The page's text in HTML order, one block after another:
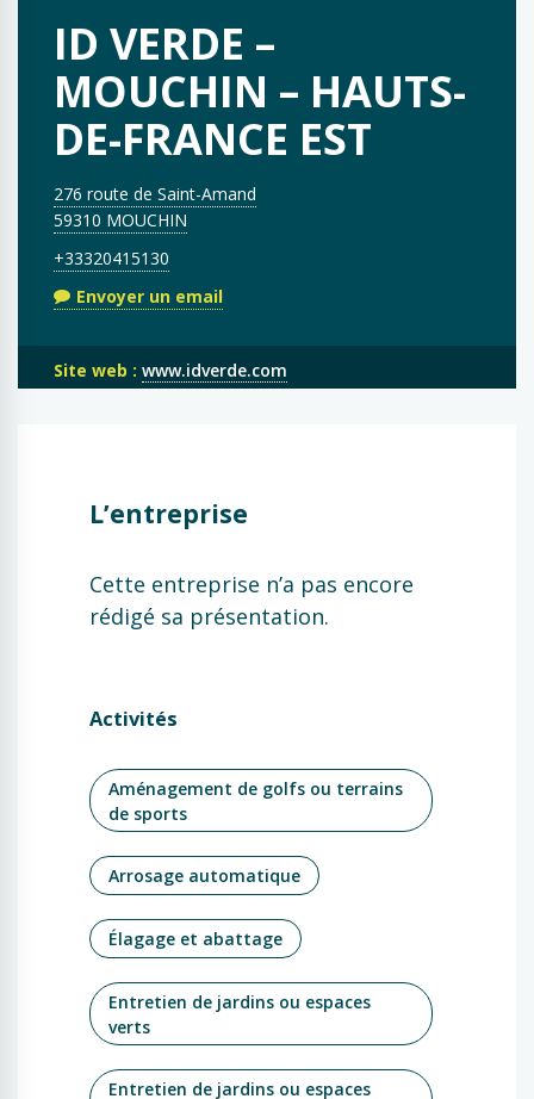
ID VERDE –
MOUCHIN – HAUTS-
DE-FRANCE EST
276 route de Saint-Amand
59310 MOUCHIN
+33320415130
Envoyer un email
Site web : www.idverde.com
L’entreprise
Cette entreprise n’a pas encore
rédigé sa présentation.
Activités
Aménagement de golfs ou terrains
de sports
Arrosage automatique
Élagage et abattage
Entretien de jardins ou espaces
verts
Entretien de jardins ou espaces